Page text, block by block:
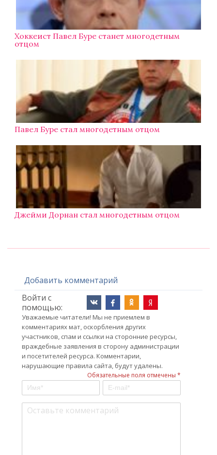
Хоккеист Павел Буре станет многодетным
отцом
Павел Буре стал многодетным отцом
Джейми Дорнан стал многодетным отцом
Добавить комментарий
Войти с
помощью:
Уважаемые читатели! Мы не приемлем в
комментариях мат, оскорбления других
участников, спам и ссылки на сторонние ресурсы,
враждебные заявления в сторону администрации
и посетителей ресурса. Комментарии,
нарушающие правила сайта, будут удалены.
Обязательные поля отмечены *